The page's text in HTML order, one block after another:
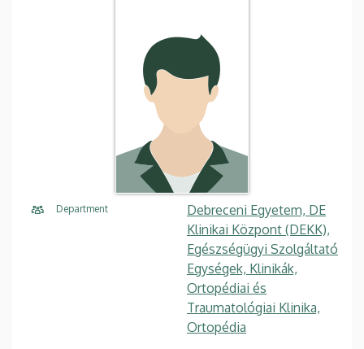
Department
Debreceni Egyetem, DE
Klinikai Központ (DEKK),
Egészségügyi Szolgáltató
Egységek, Klinikák,
Ortopédiai és
Traumatológiai Klinika,
Ortopédia